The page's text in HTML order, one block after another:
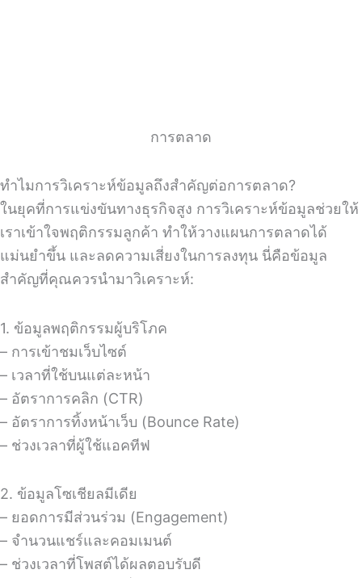
การตลาด
ทำไมการวิเคราะห์ข้อมูลถึงสำคัญต่อการตลาด?
ในยุคที่การแข่งขันทางธุรกิจสูง การวิเคราะห์ข้อมูลช่วยให้
เราเข้าใจพฤติกรรมลูกค้า ทำให้วางแผนการตลาดได้
แม่นยำขึ้น และลดความเสี่ยงในการลงทุน นี่คือข้อมูล
สำคัญที่คุณควรนำมาวิเคราะห์:
1. ข้อมูลพฤติกรรมผู้บริโภค
– การเข้าชมเว็บไซต์
– เวลาที่ใช้บนแต่ละหน้า
– อัตราการคลิก (CTR)
– อัตราการทิ้งหน้าเว็บ (Bounce Rate)
– ช่วงเวลาที่ผู้ใช้แอคทีฟ
2. ข้อมูลโซเชียลมีเดีย
– ยอดการมีส่วนร่วม (Engagement)
– จำนวนแชร์และคอมเมนต์
– ช่วงเวลาที่โพสต์ได้ผลตอบรับดี